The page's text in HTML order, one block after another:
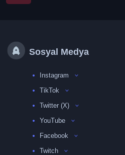
Sosyal Medya
Instagram
TikTok
Twitter (X)
YouTube
Facebook
Twitch